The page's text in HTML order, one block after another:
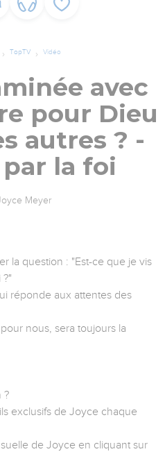
TopTV Vidéo
avec
pour Dieu
autres ? -
la foi
Meyer
la question : "Est-ce que je vis
réponde aux attentes des
nous, sera toujours la
?
exclusifs de Joyce chaque
de Joyce en cliquant sur